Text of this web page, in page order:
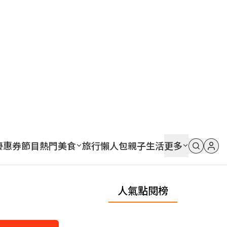
惠券節目熱門美食 旅行懶人包親子生活更多
人氣點閱榜